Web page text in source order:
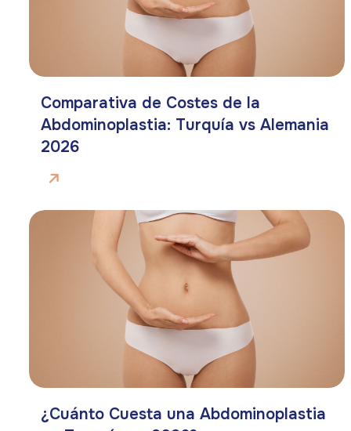
Comparativa de Costes de la
Abdominoplastia: Turquía vs Alemania
2026
¿Cuánto Cuesta una Abdominoplastia